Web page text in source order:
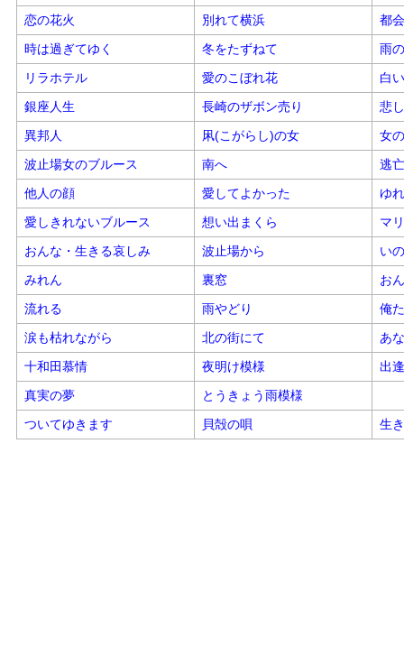
恋の花火
別れて横浜
都
時は過ぎてゆく
冬をたずねて
雨
リラホテル
愛のこぼれ花
白
銀座人生
長崎のザボン売り
悲
異邦人
凩(こがらし)の女
女
波止場女のブルース
南へ
逃
他人の顔
愛してよかった
ゆ
愛しきれないブルース
想い出まくら
マ
おんな・生きる哀しみ
波止場から
い
みれん
裏窓
お
流れる
雨やどり
俺
涙も枯れながら
北の街にて
あ
十和田慕情
夜明け模様
出
真実の夢
とうきょう雨模様
ついてゆきます
貝殻の唄 生